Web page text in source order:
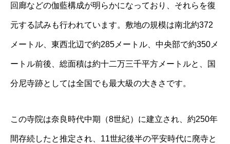
回廊などの伽藍構成が明らかになっており、それらを復
元する試みも行われています。敷地の規模は南北約372
メートル、東西北辺で約285メートル、中央部で約350メ
ートル前後、総面積は約十二万三千平方メートルと、国
分尼寺跡としては全国でも最大級の大きさです。
この寺院は奈良時代中期（8世紀）に建立され、約250年
間存続したと推定され、11世紀後半の平安時代に廃寺と